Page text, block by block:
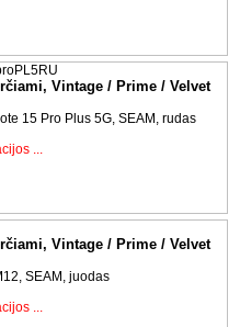
Vintage / Prime / Velvet
15 Pro Plus 5G, SEAM, rudas
...
Vintage / Prime / Velvet
SEAM, juodas
...